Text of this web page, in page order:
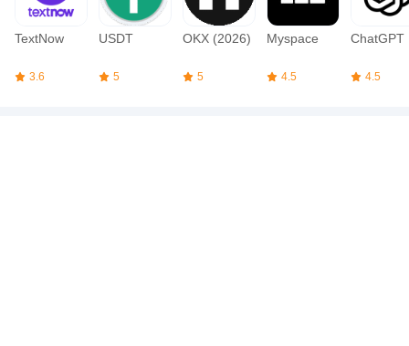
TextNow
3.6
USDT
5
OKX (2026)
5
Myspace
4.5
ChatGPT
4.5